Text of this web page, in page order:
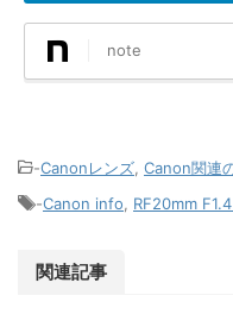
note
-Canonレンズ Canon関連
-Canon info RF20mm
関連記事